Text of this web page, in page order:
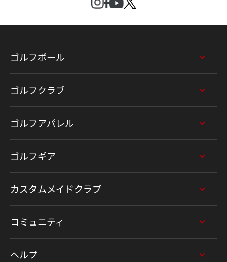
ゴルフボール
ゴルフクラブ
ゴルフアパレル
ゴルフギア
カスタムメイドクラブ
コミュニティ
ヘルプ